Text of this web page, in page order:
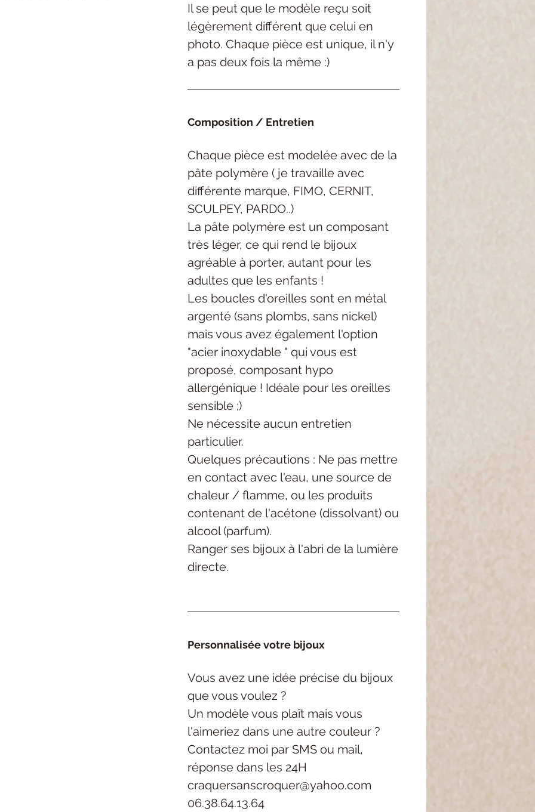
Il se peut que le modèle reçu soit
légèrement différent que celui en
photo. Chaque pièce est unique, il n'y
a pas deux fois la même :)
Composition / Entretien
Chaque pièce est modelée avec de la
pâte polymère ( je travaille avec
différente marque, FIMO, CERNIT,
SCULPEY, PARDO..)
La pâte polymère est un composant
très léger, ce qui rend le bijoux
agréable à porter, autant pour les
adultes que les enfants !
Les boucles d'oreilles sont en métal
argenté (sans plombs, sans nickel)
mais vous avez également l'option
"acier inoxydable " qui vous est
proposé, composant hypo
allergénique ! Idéale pour les oreilles
sensible ;)
Ne nécessite aucun entretien
particulier.
Quelques précautions : Ne pas mettre
en contact avec l'eau, une source de
chaleur / flamme, ou les produits
contenant de l'acétone (dissolvant) ou
alcool (parfum).
Ranger ses bijoux à l'abri de la lumière
directe.
Personnalisée votre bijoux
Vous avez une idée précise du bijoux
que vous voulez ?
Un modèle vous plaît mais vous
l'aimeriez dans une autre couleur ?
Contactez moi par SMS ou mail,
réponse dans les 24H
craquersanscroquer@yahoo.com
06.38.64.13.64